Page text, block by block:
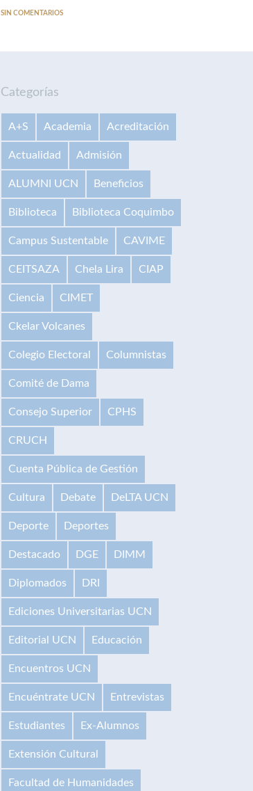
SIN COMENTARIOS
Categorías
A+S Academia Acreditación
Actualidad Admisión
ALUMNI UCN Beneficios
Biblioteca Biblioteca Coquimbo
Campus Sustentable CAVIME
CEITSAZA Chela Lira CIAP
Ciencia CIMET
Ckelar Volcanes
Colegio Electoral Columnistas
Comité de Dama
Consejo Superior CPHS
CRUCH
Cuenta Pública de Gestión
Cultura Debate DeLTA UCN
Deporte Deportes
Destacado DGE DIMM
Diplomados DRI
Ediciones Universitarias UCN
Editorial UCN Educación
Encuentros UCN
Encuéntrate UCN Entrevistas
Estudiantes Ex-Alumnos
Extensión Cultural
Facultad de Humanidades